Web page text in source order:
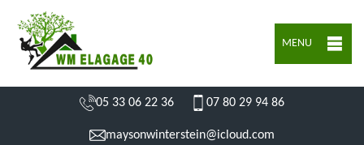
MENU
05 33 06 22 36 07 80 29 94 86
maysonwinterstein@icloud.com